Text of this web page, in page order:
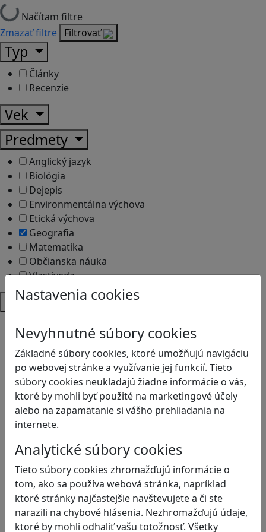
Nastavenia cookies
Nevyhnutné súbory cookies
Základné súbory cookies, ktoré umožňujú navigáciu
po webovej stránke a využívanie jej funkcií. Tieto
súbory cookies neukladajú žiadne informácie o vás,
ktoré by mohli byť použité na marketingové účely
alebo na zapamätanie si vášho prehliadania na
internete.
Analytické súbory cookies
Tieto súbory cookies zhromažďujú informácie o
tom, ako sa používa webová stránka, napríklad
ktoré stránky najčastejšie navštevujete a či ste
narazili na chybové hlásenia. Nezhromažďujú údaje,
ktoré by mohli odhaliť vašu totožnosť. Všetky
Načítam filtre
Zmazať filtre Filtrovať
Typ
Články
Recenzie
Vek
Predmety
Anglický jazyk
Biológia
Dejepis
Environmentálna výchova
Etická výchova
Geografia
Matematika
Občianska náuka
Vlastiveda
Témy
Bezpečnosť na internete
Čítanie s porozumením
Digitálna rovnováha
Ekológia
Globálne vzdelávanie
Kreativita
Kritické myslenie
Kyberšikana
Ľudské práva a tolerancia
Motorika a koncentrácia
Programovanie/Technika
Sociálne zručnosti a kooperácia
Strategické myslenie
Zdravie a pohyb